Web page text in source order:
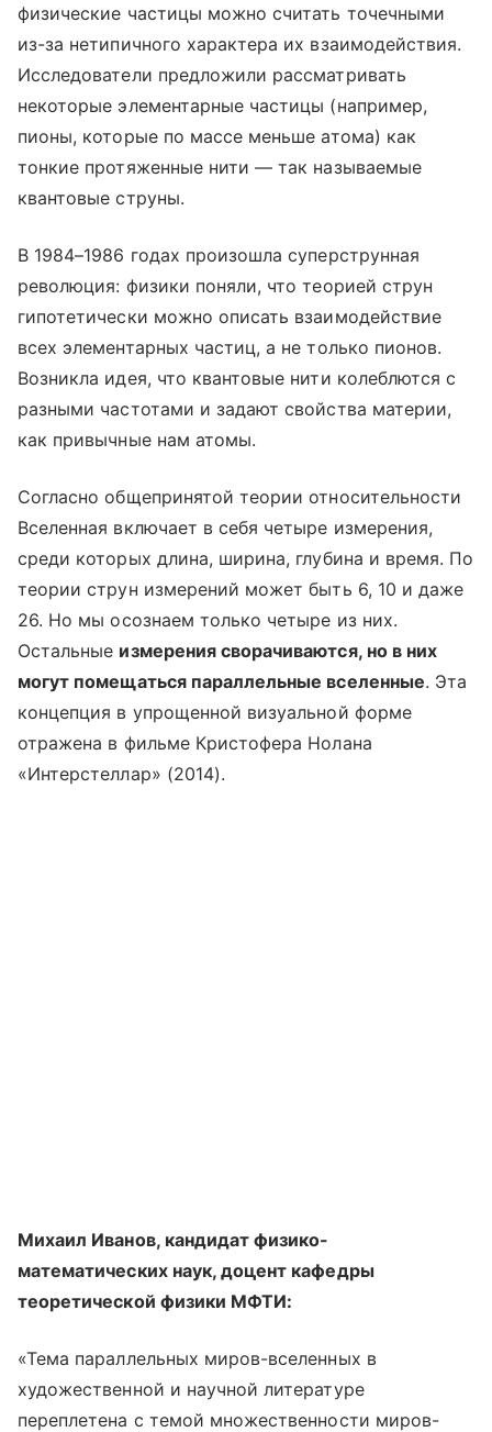
физические частицы можно считать точечными
из-за нетипичного характера их взаимодействия.
Исследователи предложили рассматривать
некоторые элементарные частицы (например,
пионы, которые по массе меньше атома) как
тонкие протяженные нити — так называемые
квантовые струны.
В 1984–1986 годах произошла суперструнная
революция: физики поняли, что теорией струн
гипотетически можно описать взаимодействие
всех элементарных частиц, а не только пионов.
Возникла идея, что квантовые нити колеблются с
разными частотами и задают свойства материи,
как привычные нам атомы.
Согласно общепринятой теории относительности
Вселенная включает в себя четыре измерения,
среди которых длина, ширина, глубина и время. По
теории струн измерений может быть 6, 10 и даже
26. Но мы осознаем только четыре из них.
Остальные измерения сворачиваются, но в них
могут помещаться параллельные вселенные. Эта
концепция в упрощенной визуальной форме
отражена в фильме Кристофера Нолана
«Интерстеллар» (2014).
Михаил Иванов, кандидат физико-
математических наук, доцент кафедры
теоретической физики МФТИ:
«Тема параллельных миров-вселенных в
художественной и научной литературе
переплетена с темой множественности миров-